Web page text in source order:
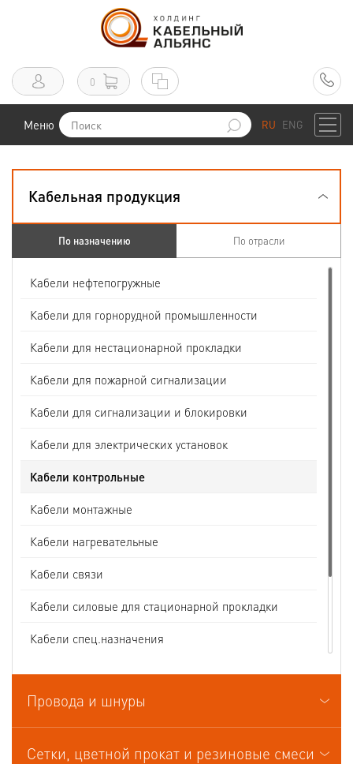
0
Меню RU ENG
Кабельная продукция
По назначению По отрасли
Кабели нефтепогружные
Кабели для горнорудной промышленности
Кабели для нестационарной прокладки
Кабели для пожарной сигнализации
Кабели для сигнализации и блокировки
Кабели для электрических установок
Кабели контрольные
Кабели монтажные
Кабели нагревательные
Кабели связи
Кабели силовые для стационарной прокладки
Кабели спец.назначения
Кабели судовые
Кабели термоэлектродные
Провода и шнуры
Сетки, цветной прокат и резиновые смеси